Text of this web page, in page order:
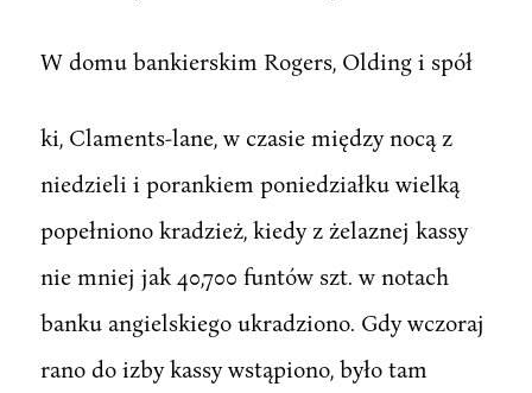
W domu bankierskim Rogers, Olding i spół
ki, Claments-lane, w czasie między nocą z
niedzieli i porankiem poniedziałku wielką
popełniono kradzież, kiedy z żelaznej kassy
nie mniej jak 40,700 funtów szt. w notach
banku angielskiego ukradziono. Gdy wczoraj
rano do izby kassy wstąpiono, było tam